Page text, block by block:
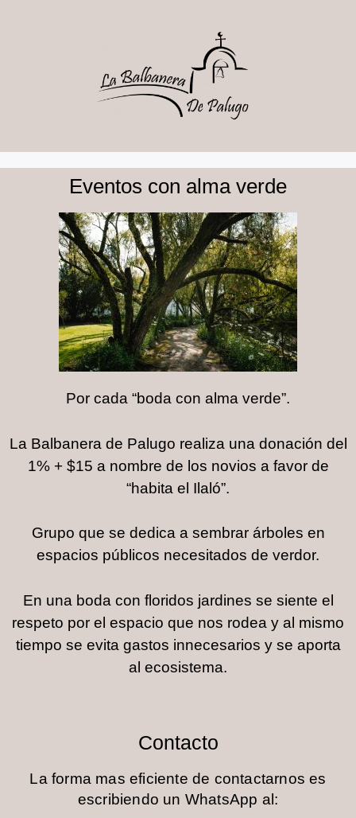
Eventos con alma verde
Por cada “boda con alma verde”.
La Balbanera de Palugo realiza una donación del
1% + $15 a nombre de los novios a favor de
“habita el Ilaló”.
Grupo que se dedica a sembrar árboles en
espacios públicos necesitados de verdor.
En una boda con floridos jardines se siente el
respeto por el espacio que nos rodea y al mismo
tiempo se evita gastos innecesarios y se aporta
al ecosistema.
Contacto
La forma mas eficiente de contactarnos es
escribiendo un WhatsApp al: